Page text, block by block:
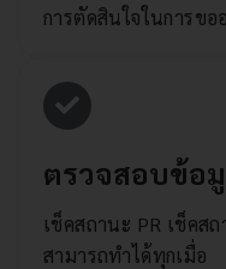
การตัดสินใจในการข
ตรวจสอบข้อ
เช็คสถานะ PR เช็คส
สามารถทำได้ทุกเมื่อ